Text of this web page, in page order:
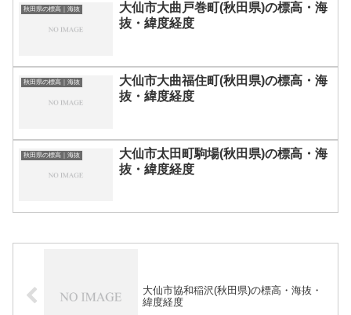
秋田県の標高｜海抜
大仙市大曲戸巻町(秋田県)の標高・海
抜・緯度経度
秋田県の標高｜海抜
大仙市大曲福住町(秋田県)の標高・海
抜・緯度経度
秋田県の標高｜海抜
大仙市太田町駒場(秋田県)の標高・海
抜・緯度経度
大仙市協和稲沢(秋田県)の標高・海抜・
緯度経度